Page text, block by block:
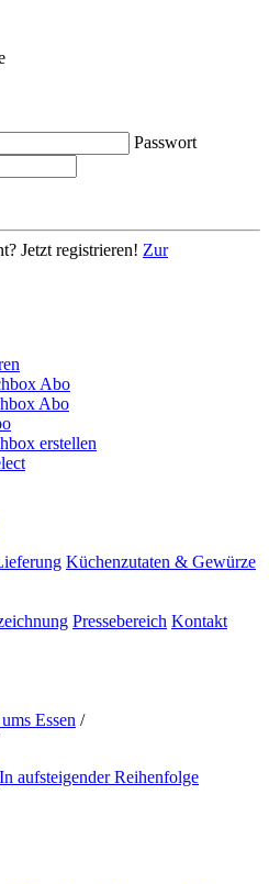
Passwort
Jetzt registrieren! Zur
Abo
Abo
erstellen
Küchenzutaten & Gewürze
Pressebereich Kontakt
Essen /
In aufsteigender Reihenfolge